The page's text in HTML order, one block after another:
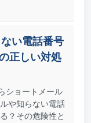
ない電話番号
正しい対処
ショートメール
や知らない電話
？その危険性と